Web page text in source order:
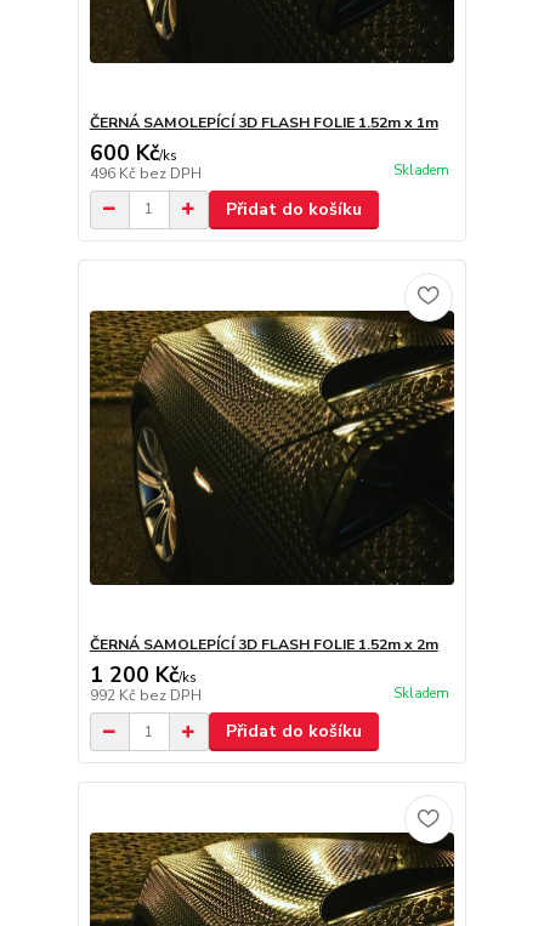
ČERNÁ SAMOLEPÍCÍ 3D FLASH FOLIE 1.52m x 1m
600 Kč/ks
496 Kč bez DPH Skladem
Přidat do košíku
ČERNÁ SAMOLEPÍCÍ 3D FLASH FOLIE 1.52m x 2m
1 200 Kč/ks
992 Kč bez DPH Skladem
Přidat do košíku